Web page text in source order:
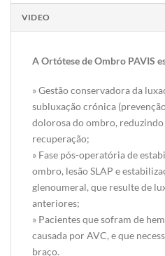
VIDEO
A Ortótese de Ombro PAVIS
» Gestão conservadora da
subluxação crónica
dolorosa do ombro,
recuperação;
» Fase pós-operatória de
ombro, lesão SLAP e
glenoumeral, que resulte de
anteriores;
» Pacientes que sofram de
causada por AVC, e que
braço.